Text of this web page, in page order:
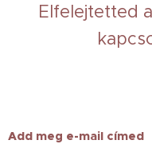
Elfelejtetted
Add meg e-mail címed